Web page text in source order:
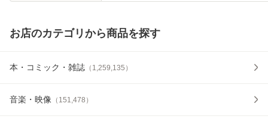
お店のカテゴリから商品を探す
本・コミック・雑誌 （ 1,259,135 ）
音楽・映像 （ 151,478 ）